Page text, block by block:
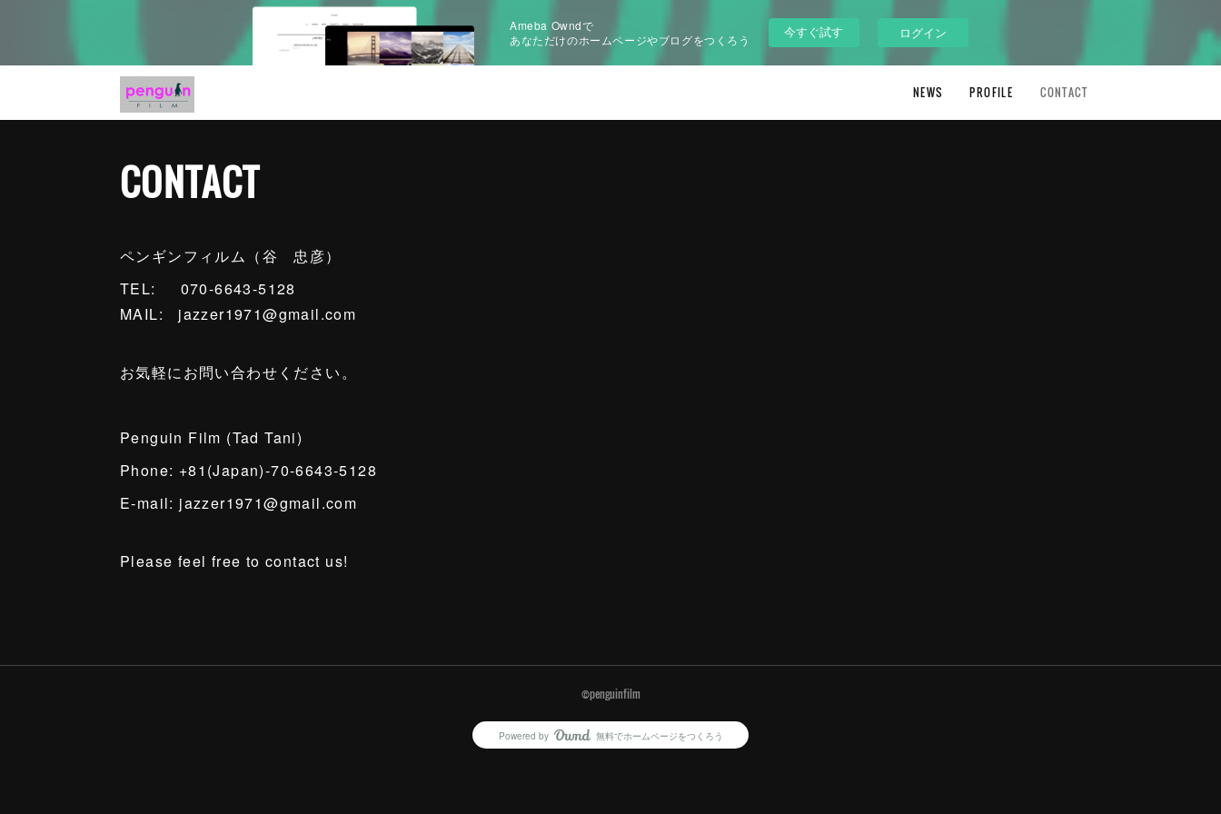
Ameba Owndで
あなただけのホームページやブログをつくろう
今すぐ試す ログイン
NEWS PROFILE CONTACT
CONTACT
ペンギンフィルム（谷 忠彦）
TEL: 070-6643-5128
MAIL: jazzer1971@gmail.com
お気軽にお問い合わせください。
Penguin Film (Tad Tani)
Phone: +81(Japan)-70-6643-5128
E-mail: jazzer1971@gmail.com
Please feel free to contact us!
©️penguinfilm
Powered by AmebaOwnd
無料でホームページをつくろう